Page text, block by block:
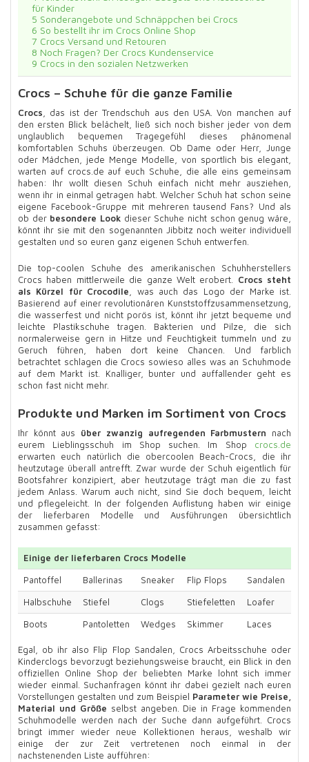
für Kinder
5 Sonderangebote und Schnäppchen bei Crocs
6 So bestellt ihr im Crocs Online Shop
7 Crocs Versand und Retouren
8 Noch Fragen? Der Crocs Kundenservice
9 Crocs in den sozialen Netzwerken
Crocs – Schuhe für die ganze Familie
Crocs , das ist der Trendschuh aus den USA. Von manchen auf
den ersten Blick belächelt, ließ sich noch bisher jeder von dem
unglaublich bequemen Tragegefühl dieses phänomenal
komfortablen Schuhs überzeugen. Ob Dame oder Herr, Junge
oder Mädchen, jede Menge Modelle, von sportlich bis elegant,
warten auf crocs.de auf euch Schuhe, die alle eins gemeinsam
haben: Ihr wollt diesen Schuh einfach nicht mehr ausziehen,
wenn ihr in einmal getragen habt. Welcher Schuh hat schon seine
eigene Facebook-Gruppe mit mehreren tausend Fans? Und als
ob der besondere Look dieser Schuhe nicht schon genug wäre,
könnt ihr sie mit den sogenannten Jibbitz noch weiter individuell
gestalten und so euren ganz eigenen Schuh entwerfen.
Die top-coolen Schuhe des amerikanischen Schuhherstellers
Crocs haben mittlerweile die ganze Welt erobert. Crocs steht
als Kürzel für Crocodile , was auch das Logo der Marke ist.
Basierend auf einer revolutionären Kunststoffzusammensetzung,
die wasserfest und nicht porös ist, könnt ihr jetzt bequeme und
leichte Plastikschuhe tragen. Bakterien und Pilze, die sich
normalerweise gern in Hitze und Feuchtigkeit tummeln und zu
Geruch führen, haben dort keine Chancen. Und farblich
betrachtet schlagen die Crocs sowieso alles was an Schuhmode
auf dem Markt ist. Knalliger, bunter und auffallender geht es
schon fast nicht mehr.
Produkte und Marken im Sortiment von Crocs
Ihr könnt aus über zwanzig aufregenden Farbmustern nach
eurem Lieblingsschuh im Shop suchen. Im Shop crocs.de
erwarten euch natürlich die obercoolen Beach-Crocs, die ihr
heutzutage überall antrefft. Zwar wurde der Schuh eigentlich für
Bootsfahrer konzipiert, aber heutzutage trägt man die zu fast
jedem Anlass. Warum auch nicht, sind Sie doch bequem, leicht
und pflegeleicht. In der folgenden Auflistung haben wir einige
der lieferbaren Modelle und Ausführungen übersichtlich
zusammen gefasst:
Einige der lieferbaren Crocs Modelle
Pantoffel
Ballerinas Sneaker Flip Flops
Sandalen
Halbschuhe
Stiefel Clogs Stiefeletten
Loafer
Boots
Pantoletten Wedges Skimmer Laces
Egal, ob ihr also Flip Flop Sandalen, Crocs Arbeitsschuhe oder
Kinderclogs bevorzugt beziehungsweise braucht, ein Blick in den
offiziellen Online Shop der beliebten Marke lohnt sich immer
wieder einmal. Suchanfragen könnt ihr dabei gezielt nach euren
Vorstellungen gestalten und zum Beispiel Parameter wie Preise,
Material und Größe selbst angeben. Die in Frage kommenden
Schuhmodelle werden nach der Suche dann aufgeführt. Crocs
bringt immer wieder neue Kollektionen heraus, weshalb wir
einige der zur Zeit vertretenen noch einmal in der
nachstenenden Liste aufführen: